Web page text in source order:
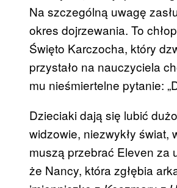
Na szczególną uwagę
okres dojrzewania. To
Święto Karczocha, który
przystało na nauczyciela
mu nieśmiertelne pytanie:
Dzieciaki dają się lubić
widzowie, niezwykły świat,
muszą przebrać Eleven za
że Nancy, która zgłębia